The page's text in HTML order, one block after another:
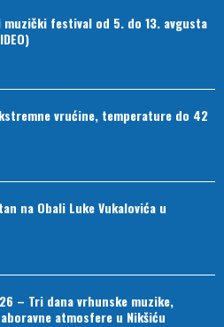
muzički festival od 5. do 13. avgusta
vrućine, temperature do 42
na Obali Luke Vukalovića u
– Tri dana vrhunske muzike,
atmosfere u Nikšiću